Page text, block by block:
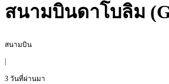
สนามบินดาโบลิม
สนามบิน
3 วันที่ผ่านมา